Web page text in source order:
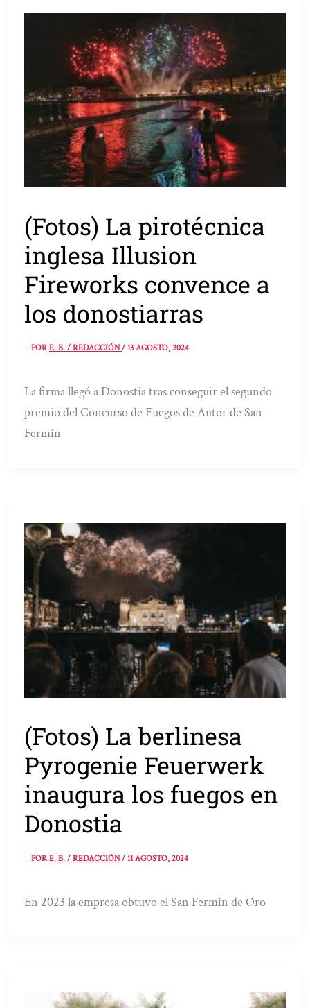
(Fotos) La pirotécnica
inglesa Illusion
Fireworks convence a
los donostiarras
PORE. B. / REDACCIÓN/13 AGOSTO, 2024
La firma llegó a Donostia tras conseguir el segundo
premio del Concurso de Fuegos de Autor de San
Fermín
(Fotos) La berlinesa
Pyrogenie Feuerwerk
inaugura los fuegos en
Donostia
PORE. B. / REDACCIÓN/11 AGOSTO, 2024
En 2023 la empresa obtuvo el San Fermín de Oro